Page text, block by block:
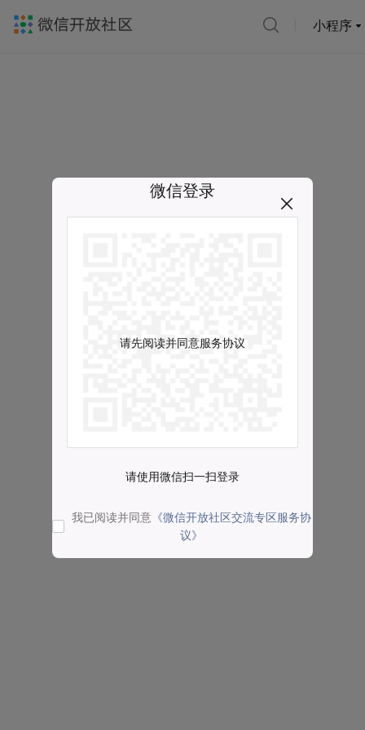
小程序
微信登录
请先阅读并同意服务协议
请使用微信扫一扫登录
我已阅读并同意 《微信开放社区交流专区服务协
议》